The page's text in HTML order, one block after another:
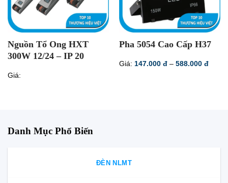
Nguồn Tổ Ong HXT
300W 12/24 – IP 20
Giá:
Pha 5054 Cao Cấp H37
Giá: 147.000 đ – 588.000 đ
Danh Mục Phổ Biến
ĐÈN NLMT